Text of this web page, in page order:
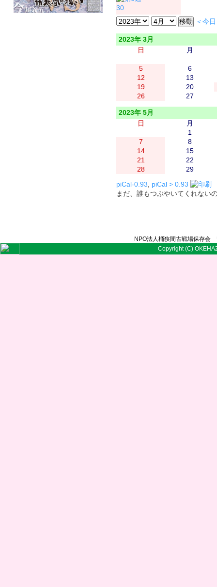
30
＜今
2023年 3月
日
月
5
6
12
13
19
20
26
27
2023年 5月
日
月
1
7
8
14
15
21
22
28
29
piCal-0.93, piCal > 0.93
まだ、誰もつぶやいてくれな
NPO法人桶狭間古戦場保存
Copyright (C)